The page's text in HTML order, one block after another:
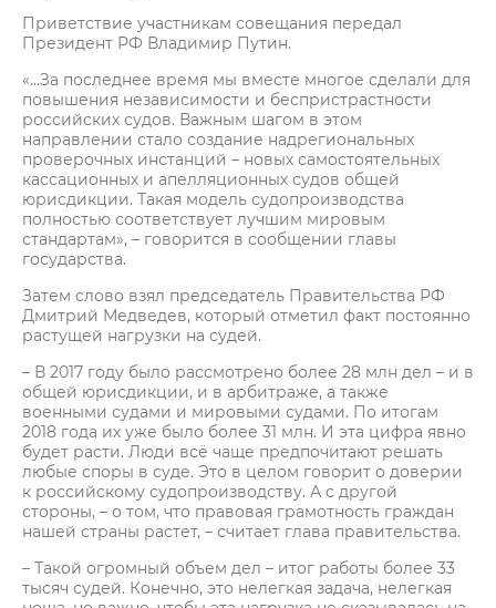
Приветствие участникам совещания передал
Президент РФ Владимир Путин.
«…За последнее время мы вместе многое сделали для
повышения независимости и беспристрастности
российских судов. Важным шагом в этом
направлении стало создание надрегиональных
проверочных инстанций – новых самостоятельных
кассационных и апелляционных судов общей
юрисдикции. Такая модель судопроизводства
полностью соответствует лучшим мировым
стандартам», – говорится в сообщении главы
государства.
Затем слово взял председатель Правительства РФ
Дмитрий Медведев, который отметил факт постоянно
растущей нагрузки на судей.
– В 2017 году было рассмотрено более 28 млн дел – и в
общей юрисдикции, и в арбитраже, а также
военными судами и мировыми судами. По итогам
2018 года их уже было более 31 млн. И эта цифра явно
будет расти. Люди всё чаще предпочитают решать
любые споры в суде. Это в целом говорит о доверии
к российскому судопроизводству. А с другой
стороны, – о том, что правовая грамотность граждан
нашей страны растет, – считает глава правительства.
– Такой огромный объем дел – итог работы более 33
тысяч судей. Конечно, это нелегкая задача, нелегкая